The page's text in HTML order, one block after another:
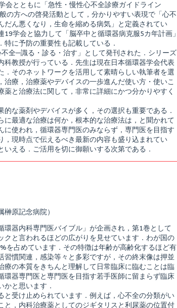
会とともに「急性・慢性心不全診療ガイドライン
の方への啓発活動として，分かりやすい表現で「心不
ん悪くなり，生命を縮める病気」と定義されてい
学会と協力して「脳卒中と循環器病克服5カ年計画」
に予防の重要性も記載している．
全─識る・診る・治す」として発刊された．シリーズ
教授が行っている．先生は現在日本循環器学会代表
そのネットワークを活用して素晴らしい執筆者を選
療，治療薬やデバイスの一歩進んだ使い方・使いこ
と治療法に関して，非常に詳細にかつ分かりやすく
な薬剤やデバイスが多く，その選択も重要である．
最適な治療は何か，根本的な治療法は，と聞かれて
使われ，循環器専門医のみならず，専門医を目指す
現時点で伝えるべき最新の内容も盛り込まれてい
える．ご活用を切に御願いする次第である．
原記念病院）
器内科専門医バイブル」が企画され，第1巻として
クと言われるほどの広がりを見せています．わが国の
を占めています．その特徴は年齢が高齢化するほど有
慣関連，感染等々と多彩ですが，その終末像は押並
の本質をきちんと理解して日常臨床に臨むことは臨
器専門医と専門医を目指す若手医師に留まらず臨床
と思います．
受け止められています．例えば，心不全の分類がい
，内科治療薬としてのジギタリスと利尿薬の位置付